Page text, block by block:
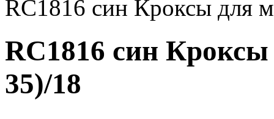
RC1816 син Кроксы для
RC1816 син
35)/18